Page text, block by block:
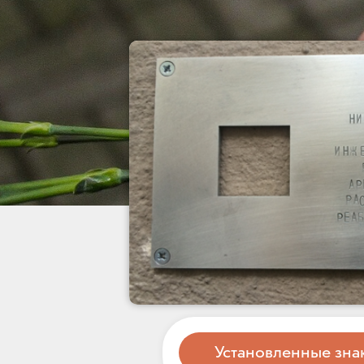
Установленные